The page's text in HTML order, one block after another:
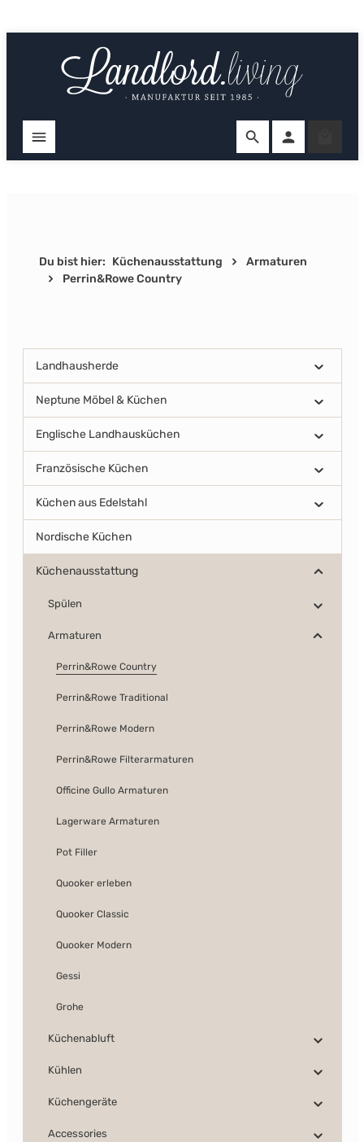
Du bist hier: Küchenausstattung
Armaturen
Perrin&Rowe Country
Landhausherde
Neptune Möbel & Küchen
Englische Landhausküchen
Französische Küchen
Küchen aus Edelstahl
Nordische Küchen
Küchenausstattung
Spülen
Armaturen
Perrin&Rowe Country
Perrin&Rowe Traditional
Perrin&Rowe Modern
Perrin&Rowe Filterarmaturen
Officine Gullo Armaturen
Lagerware Armaturen
Pot Filler
Quooker erleben
Quooker Classic
Quooker Modern
Gessi
Grohe
Küchenabluft
Kühlen
Küchengeräte
Accessories